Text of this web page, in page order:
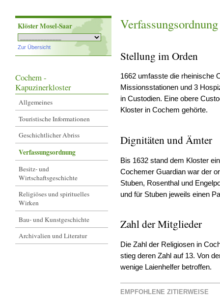
Klöster Mosel-Saar
Zur Übersicht
Cochem -
Kapuzinerkloster
Allgemeines
Touristische Informationen
Geschichtlicher Abriss
Verfassungsordnung
Besitz- und
Wirtschaftsgeschichte
Religiöses und spirituelles
Wirken
Bau- und Kunstgeschichte
Archivalien und Literatur
Stellung im Orden
1662 umfasste die rheinische
Missionsstationen und 3
in Custodien. Eine obere
Kloster in Cochem gehörte.
Dignitäten und Ämter
Bis 1632 stand dem Kloster
Cochemer Guardian war der
Stuben, Rosenthal und
und für Stuben jeweils einen
Zahl der Mitglieder
Die Zahl der Religiosen in
stieg deren Zahl auf 13. Von
wenige Laienhelfer betroffen.
EMPFOHLENE ZITIERWEISE